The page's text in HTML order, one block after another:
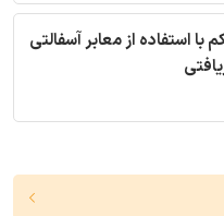
استفاده از معابر آسفالتی